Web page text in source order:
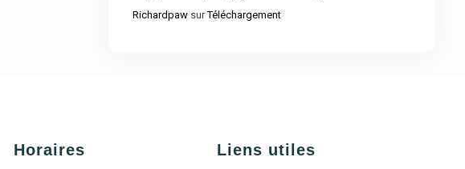
RichardpawsurTéléchargement
Horaires Liens utiles